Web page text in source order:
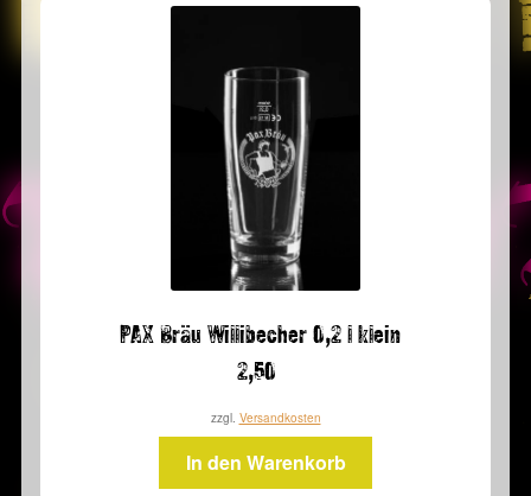
PAX Bräu Willibecher 0,2 l klein
2,50
zzgl. Versandkosten
In den Warenkorb